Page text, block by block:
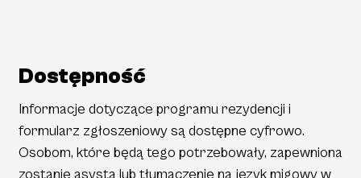
Dostępność
Informacje dotyczące programu rezydencji i
formularz zgłoszeniowy są dostępne cyfrowo.
Osobom, które będą tego potrzebowały, zapewniona
zostanie asysta lub tłumaczenie na język migowy w